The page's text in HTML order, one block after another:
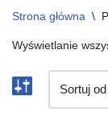
Strona główna \
Wyświetlanie